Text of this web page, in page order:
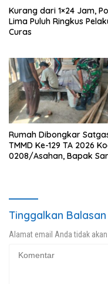
Kurang dari 1×24 Jam,
Lima Puluh Ringkus
Curas
Rumah Dibongkar
TMMD Ke-129 TA 2026
0208/Asahan, Bapak
Tinggalkan Balasan
Alamat email Anda tidak